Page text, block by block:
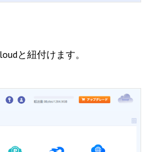
と紐付けます。